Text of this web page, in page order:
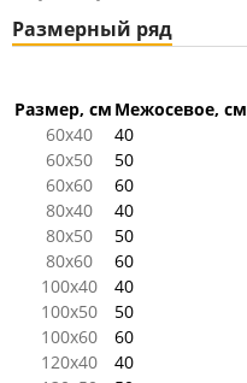
Размерный ряд
Размер, см Межосевое, см
60x40
40
60x50
50
60x60
60
80x40
40
80x50
50
80x60
60
100x40
40
100x50
50
100x60
60
120x40
40